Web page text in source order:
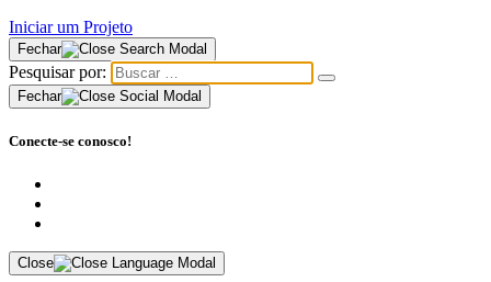
Iniciar um Projeto
Fechar
Pesquisar por:
Fechar
Conecte-se conosco!
Close